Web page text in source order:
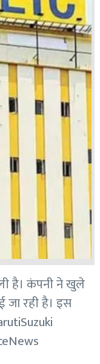
है। कंपनी ने खुले
जा रही है। इस